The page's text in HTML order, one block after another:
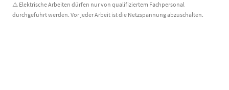
⚠️ Elektrische Arbeiten dürfen nur von qualifiziertem Fachpersonal
durchgeführt werden. Vor jeder Arbeit ist die Netzspannung abzuschalten.